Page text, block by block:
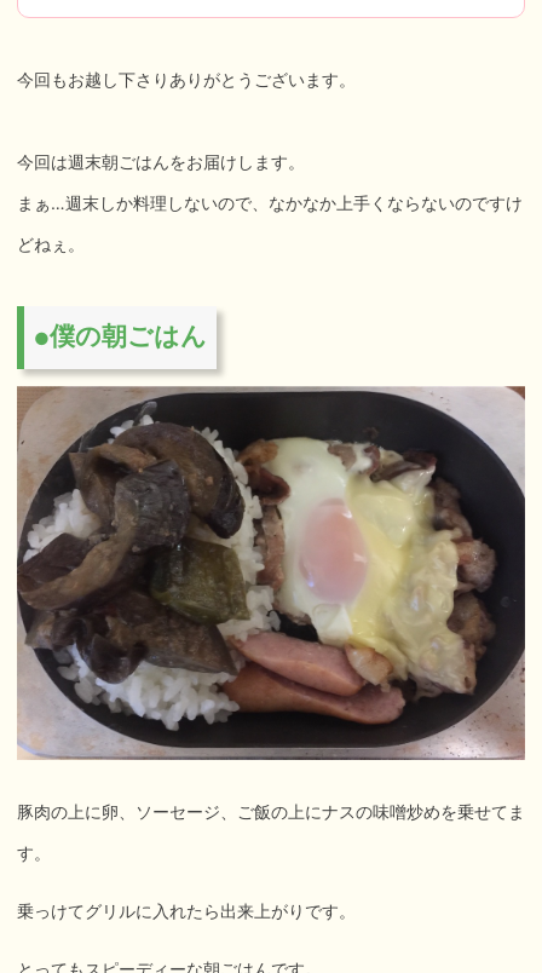
今回もお越し下さりありがとうございます。
今回は週末朝ごはんをお届けします。
まぁ…週末しか料理しないので、なかなか上手くならないのですけ
どねぇ。
●僕の朝ごはん
豚肉の上に卵、ソーセージ、ご飯の上にナスの味噌炒めを乗せてま
す。
乗っけてグリルに入れたら出来上がりです。
とってもスピーディーな朝ごはんです。